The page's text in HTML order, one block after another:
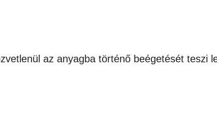
az anyagba történő beégetését teszi